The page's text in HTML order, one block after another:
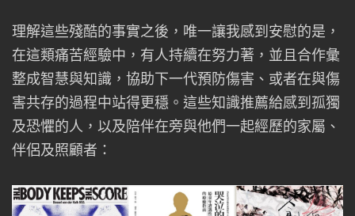
理解這些殘酷的事實之後，唯一讓我感到安慰的是，
在這類痛苦經驗中，有人持續在努力著，並且合作彙
整成智慧與知識，協助下一代預防傷害、或者在與傷
害共存的過程中站得更穩。這些知識推薦給感到孤獨
及恐懼的人，以及陪伴在旁與他們一起經歷的家屬、
伴侶及照顧者：